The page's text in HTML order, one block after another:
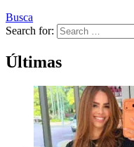
Busca
Search for:
Últimas